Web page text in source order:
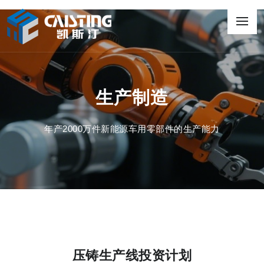
生产制造
年产2000万件新能源车用零部件的生产能力
压铸生产线投资计划